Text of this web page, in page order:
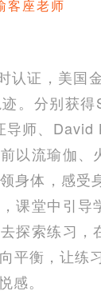
客座老师
认证，美国
。分别获
师、David
以流瑜伽
身体，感
课堂中引
探索练习
平衡，让
感。